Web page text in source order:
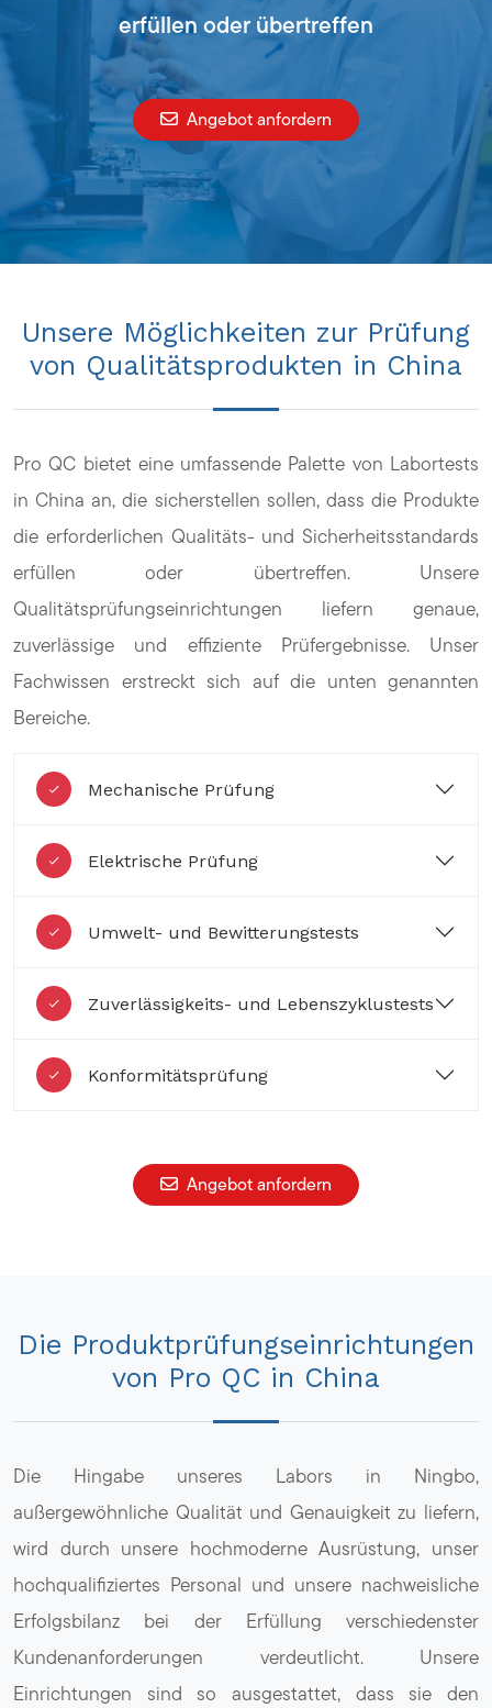
erfüllen oder übertreffen
Angebot anfordern
Unsere Möglichkeiten zur Prüfung
von Qualitätsprodukten in China
Pro QC bietet eine umfassende Palette von Labortests
in China an, die sicherstellen sollen, dass die Produkte
die erforderlichen Qualitäts- und Sicherheitsstandards
erfüllen oder übertreffen. Unsere
Qualitätsprüfungseinrichtungen liefern genaue,
zuverlässige und effiziente Prüfergebnisse. Unser
Fachwissen erstreckt sich auf die unten genannten
Bereiche.
Mechanische Prüfung
Elektrische Prüfung
Umwelt- und Bewitterungstests
Zuverlässigkeits- und Lebenszyklustests
Konformitätsprüfung
Angebot anfordern
Die Produktprüfungseinrichtungen
von Pro QC in China
Die Hingabe unseres Labors in Ningbo,
außergewöhnliche Qualität und Genauigkeit zu liefern,
wird durch unsere hochmoderne Ausrüstung, unser
hochqualifiziertes Personal und unsere nachweisliche
Erfolgsbilanz bei der Erfüllung verschiedenster
Kundenanforderungen verdeutlicht. Unsere
Einrichtungen sind so ausgestattet, dass sie den